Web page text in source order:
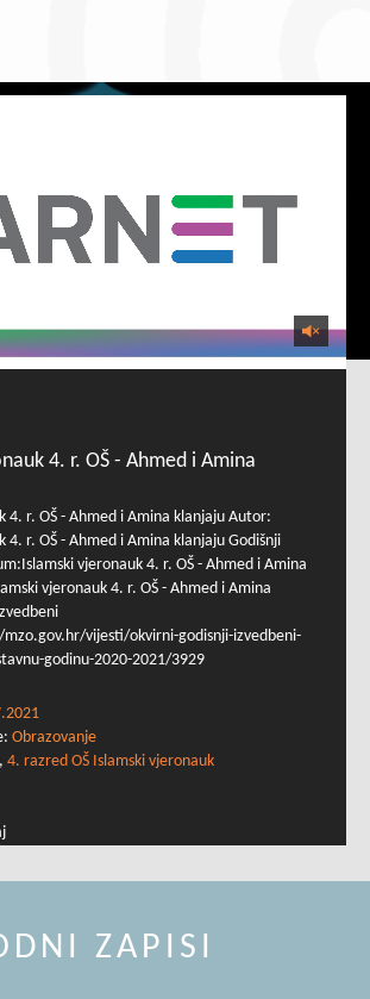
4. r. OŠ - Ahmed i Amina
4. r. OŠ - Ahmed i Amina klanjaju Autor:
4. r. OŠ - Ahmed i Amina klanjaju Godišnji
vjeronauk 4. r. OŠ - Ahmed i Amina
vjeronauk 4. r. OŠ - Ahmed i Amina
vijesti/okvirni-godisnji-izvedbeni-
godinu-2020-2021/3929
Obrazovanje
, 4. razred OŠ Islamski vjeronauk
ZAPISI